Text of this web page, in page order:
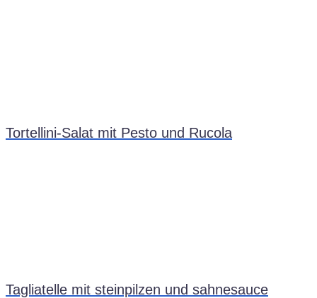
Tortellini-Salat mit Pesto und Rucola
Tagliatelle mit steinpilzen und sahnesauce